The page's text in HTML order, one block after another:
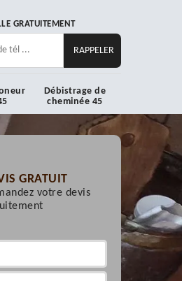
GRATUITEMENT
Débistrage de
cheminée 45
GRATUIT
votre devis